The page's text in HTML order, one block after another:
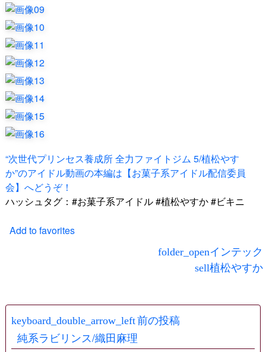
“次世代プリンセス養成所 全力ファイトジム 5/植松やす
か”のアイドル動画の本編は【お菓子系アイドル配信委員
会】へどうぞ！
ハッシュタグ：#お菓子系アイドル #植松やすか #ビキニ
Add to favorites
インテック
植松やすか
投
前の投稿
純系ラビリンス/織田麻理